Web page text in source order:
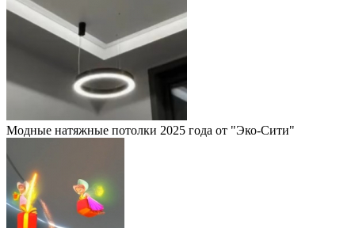
Модные натяжные потолки 2025 года от "Эко-Сити"